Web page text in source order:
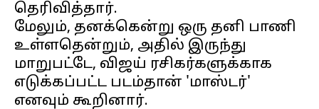
தெரிவித்தார்.
மேலும், தனக்கென்று ஒரு தனி பாணி
உள்ளதென்றும், அதில் இருந்து
மாறுபட்டே, விஜய் ரசிகர்களுக்காக
எடுக்கப்பட்ட படம்தான் 'மாஸ்டர்'